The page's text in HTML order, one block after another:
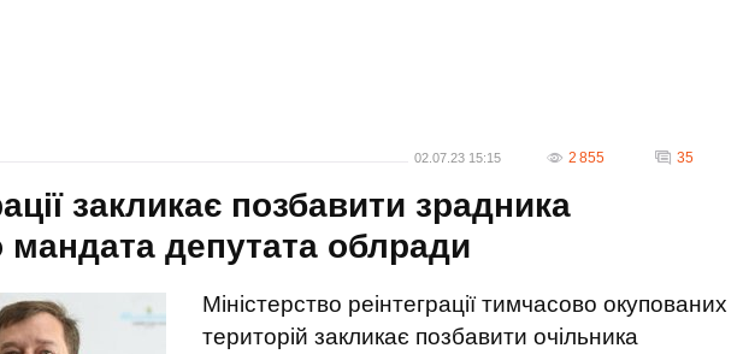
02.07.23 15:15 2 855 35
закликає позбавити зрадника
мандата депутата облради
Міністерство реінтеграції тимчасово окупованих
територій закликає позбавити очільника